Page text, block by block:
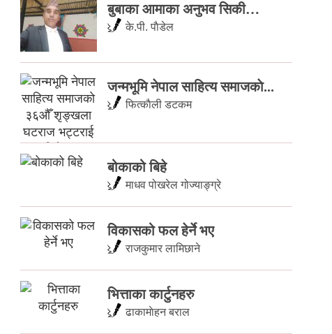
बुबाका आमाका अनुभव सिकी…
के.पी. पाैडेल
जन्मभूमि नेपाल साहित्य समाजकाे...
फित्काैली डटकम
बोकाको बिहे
माधव पोखरेल गोज्याङ्ग्रे
विकासको फल हेर्ने भए
राजकुमार लामिछाने
भित्ताका कार्टुनहरु
ढाकामाेहन बराल